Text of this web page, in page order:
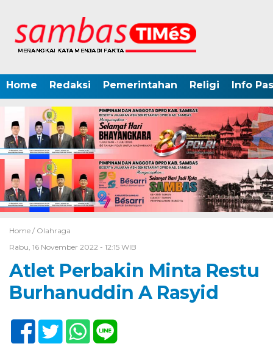
Home Redaksi Pemerintahan Religi Info
Home / Olahraga
Rabu, 16 November 2022 - 12:15 WIB
Atlet Perbakin Minta Restu
Burhanuddin A Rasyid